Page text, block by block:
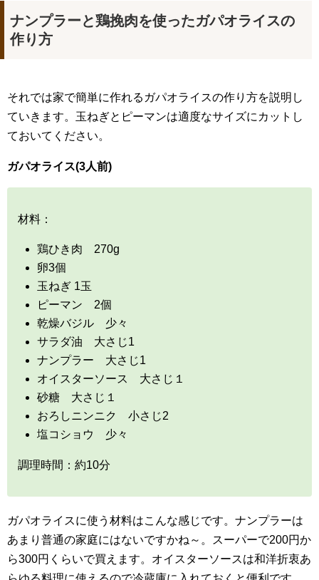
ナンプラーと鶏挽肉を使ったガパオライスの
作り方
それでは家で簡単に作れるガパオライスの作り方を説明し
ていきます。玉ねぎとピーマンは適度なサイズにカットし
ておいてください。
ガパオライス(3人前)
材料：
鶏ひき肉 270g
卵3個
玉ねぎ 1玉
ピーマン 2個
乾燥バジル 少々
サラダ油 大さじ1
ナンプラー 大さじ1
オイスターソース 大さじ１
砂糖 大さじ１
おろしニンニク 小さじ2
塩コショウ 少々
調理時間：約10分
ガパオライスに使う材料はこんな感じです。ナンプラーは
あまり普通の家庭にはないですかね～。スーパーで200円か
ら300円くらいで買えます。オイスターソースは和洋折衷あ